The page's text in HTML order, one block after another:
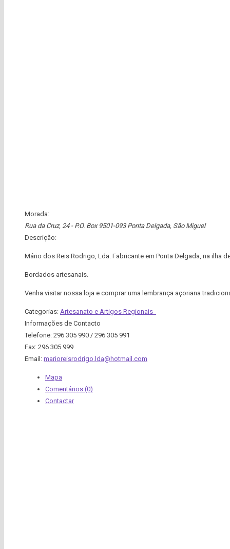
Morada:
Rua da Cruz, 24 - P.O. Box 9501-093 Ponta Delgada, São Miguel
Descrição:
Mário dos Reis Rodrigo, Lda. Fabricante em Ponta Delgada, na ilha
Bordados artesanais.
Venha visitar nossa loja e comprar uma lembrança açoriana
Categorias: Artesanato e Artigos Regionais
Informações de Contacto
Telefone: 296 305 990 / 296 305 991
Fax: 296 305 999
Email: marioreisrodrigo.lda@hotmail.com
Mapa
Comentários (0)
Contactar